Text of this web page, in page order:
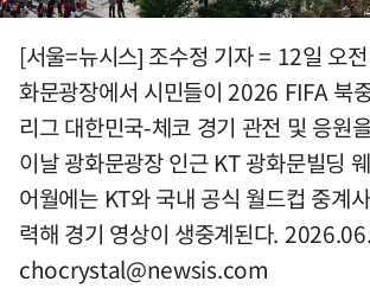
[서울=뉴시스] 조수정 기자 = 12일 오
화문광장에서 시민들이 2026 FIFA 북
리그 대한민국-체코 경기 관전 및 응원
이날 광화문광장 인근 KT 광화문빌딩
어월에는 KT와 국내 공식 월드컵 중계
력해 경기 영상이 생중계된다.
chocrystal@newsis.com